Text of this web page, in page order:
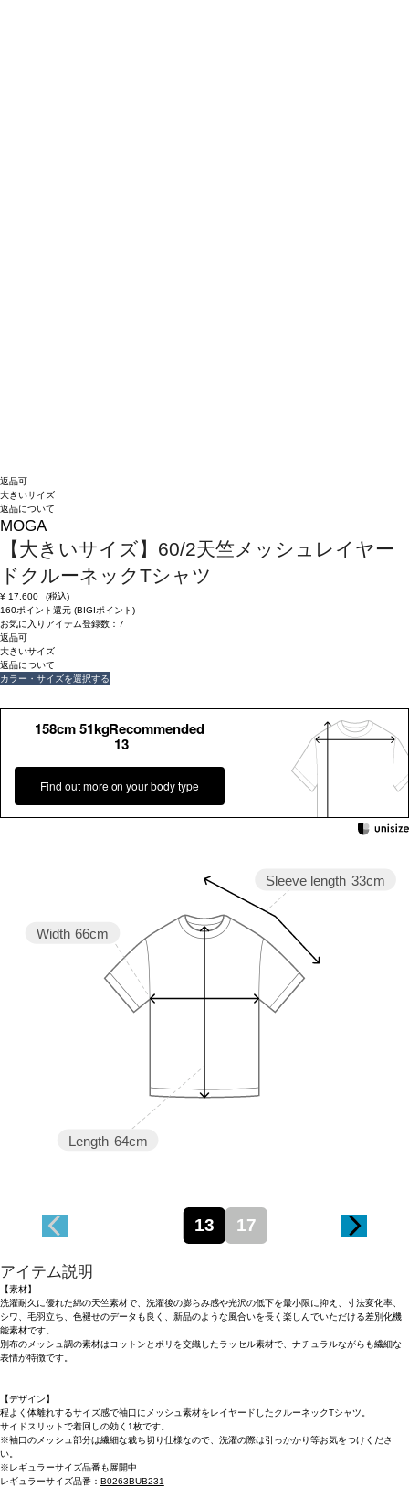
返品可
大きいサイズ
返品について
MOGA
【大きいサイズ】60/2天竺メッシュレイヤー
ドクルーネックTシャツ
¥ 17,600
(税込)
160ポイント還元 (BIGIポイント)
お気に入りアイテム登録数： 7
返品可
大きいサイズ
返品について
カラー・サイズを選択する
158cm 51kgRecommended
13
Find out more on your body type
Sleeve length 33cm
Length 64cm
Width 66cm
13 17
アイテム説明
【素材】
洗濯耐久に優れた綿の天竺素材で、洗濯後の膨らみ感や光沢の低下を最小限に抑え、寸法変化率、
シワ、毛羽立ち、色褪せのデータも良く、新品のような風合いを長く楽しんでいただける差別化機
能素材です。
別布のメッシュ調の素材はコットンとポリを交織したラッセル素材で、ナチュラルながらも繊細な
表情が特徴です。
【デザイン】
程よく体離れするサイズ感で袖口にメッシュ素材をレイヤードしたクルーネックTシャツ。
サイドスリットで着回しの効く1枚です。
※袖口のメッシュ部分は繊細な裁ち切り仕様なので、洗濯の際は引っかかり等お気をつけくださ
い。
※レギュラーサイズ品番も展開中
レギュラーサイズ品番： B0263BUB231